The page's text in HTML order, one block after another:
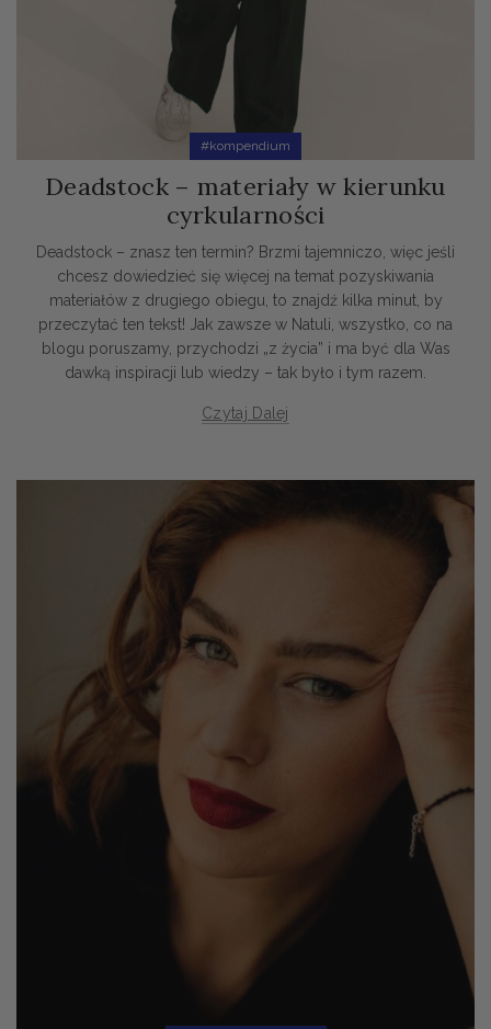
#kompendium
Deadstock – materiały w kierunku
cyrkularności
Deadstock – znasz ten termin? Brzmi tajemniczo, więc jeśli
chcesz dowiedzieć się więcej na temat pozyskiwania
materiałów z drugiego obiegu, to znajdź kilka minut, by
przeczytać ten tekst! Jak zawsze w Natuli, wszystko, co na
blogu poruszamy, przychodzi „z życia” i ma być dla Was
dawką inspiracji lub wiedzy – tak było i tym razem.
Czytaj Dalej